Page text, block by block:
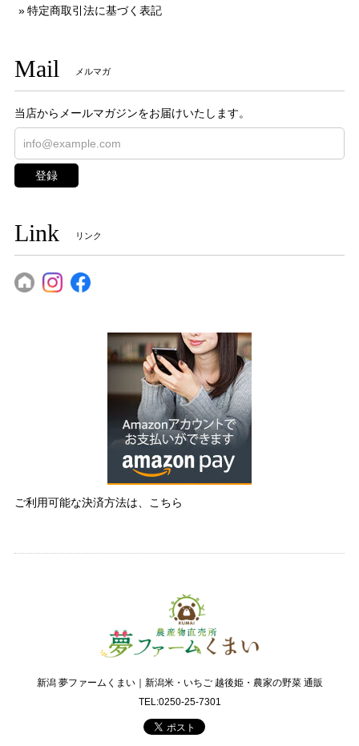
特定商取引法に基づく表記
Mail メルマガ
当店からメールマガジンをお届けいたします。
登録
Link リンク
ご利用可能な決済方法は、こちら
新潟 夢ファームくまい｜新潟米・いちご 越後姫・農家の野菜 通販
TEL:0250-25-7301